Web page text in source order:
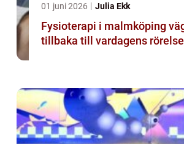
01 juni 2026 Julia Ekk
Fysioterapi i malmköping vägen
tillbaka till vardagens rörelse